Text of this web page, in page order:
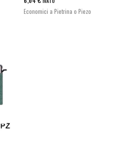
Economici a Pietrina o Piezo